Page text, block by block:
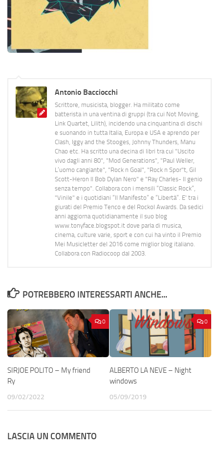
Antonio Bacciocchi
Scrittore, musicista, blogger. Ha militato come
batterista in una ventina di gruppi (tra cui Not Moving,
Link Quartet, Lilith), incidendo una cinquantina di dischi
e suonando in tutta Italia, Europa e USA e aprendo per
Clash, Iggy and the Stooges, Johnny Thunders, Manu
Chao etc. Ha scritto una decina di libri tra cui "Uscito
vivo dagli anni 80", "Mod Generations", "Paul Weller,
L’uomo cangiante", "Rock n Goal", "Rock n Spor"t, Gil
Scott-Heron Il Bob Dylan Nero" e "Ray Charles- Il genio
senza tempo". Collabora con i mensili “Classic Rock”,
"Vinile" e i quotidiani “Il Manifesto” e “Libertà”. E' tra i
giurati del Premio Tenco e del Rockol Awards. Da sedici
anni aggiorna quotidianamente il suo blog
www.tonyface.blogspot.it dove parla di musica,
cinema, culture varie, sport e con cui ha vinto il Premio
Mei Musicletter del 2016 come miglior blog italiano.
Collabora con Radiocoop dal 2003.
POTREBBERO INTERESSARTI ANCHE...
0
SIRJOE POLITO – My friend
Ry
09/02/2022
0
ALBERTO LA NEVE – Night
windows
05/09/2019
LASCIA UN COMMENTO